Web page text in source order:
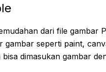
dari file gambar
gambar seperti paint,
dimasukan gambar